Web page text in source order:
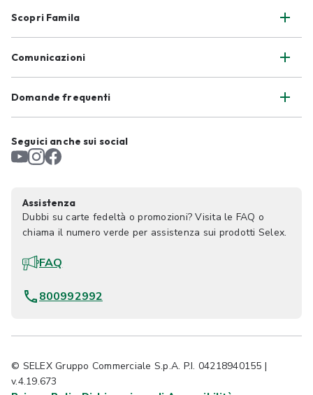
Scopri Famila
Comunicazioni
Domande frequenti
Seguici anche sui social
Assistenza
Dubbi su carte fedeltà o promozioni? Visita le FAQ o
chiama il numero verde per assistenza sui prodotti Selex.
FAQ
800992992
© SELEX Gruppo Commerciale S.p.A. P.I. 04218940155 |
v.4.19.673